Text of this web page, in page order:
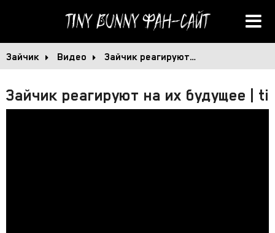
Tiny BunnyФан-сайт
Зайчик Видео Зайчик реагируют…
Зайчик реагируют на их будущее |